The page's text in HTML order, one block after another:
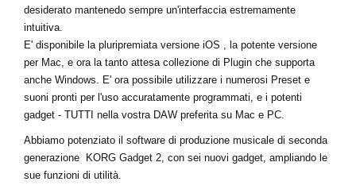
desiderato mantenedo sempre un'interfaccia estremamente
intuitiva.
E' disponibile la pluripremiata versione iOS , la potente versione
per Mac, e ora la tanto attesa collezione di Plugin che supporta
anche Windows. E' ora possibile utilizzare i numerosi Preset e
suoni pronti per l'uso accuratamente programmati, e i potenti
gadget - TUTTI nella vostra DAW preferita su Mac e PC.
Abbiamo potenziato il software di produzione musicale di seconda
generazione
KORG Gadget 2 , con sei nuovi gadget, ampliando le
sue funzioni di utilità.